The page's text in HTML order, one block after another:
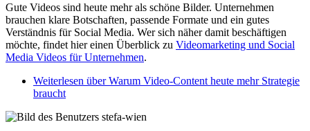
Gute Videos sind heute mehr als schöne Bilder. Unternehmen
brauchen klare Botschaften, passende Formate und ein gutes
Verständnis für Social Media. Wer sich näher damit beschäftigen
möchte, findet hier einen Überblick zu Videomarketing und Social
Media Videos für Unternehmen.
Weiterlesen über Warum Video-Content heute mehr Strategie
braucht